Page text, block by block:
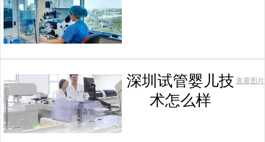
深圳试管婴儿技
术怎么样
查看图片